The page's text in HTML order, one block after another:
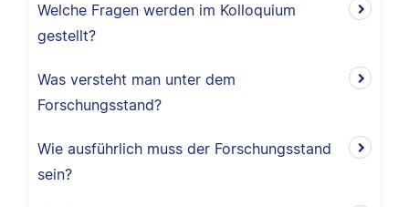
Welche Fragen werden im Kolloquium
gestellt?
Was versteht man unter dem
Forschungsstand?
Wie ausführlich muss der Forschungsstand
sein?